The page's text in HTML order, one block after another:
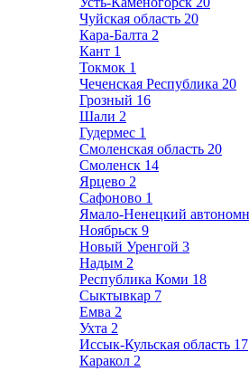
Чуйская область 20
Кара-Балта 2
Кант 1
Токмок 1
Чеченская Республика 20
Грозный 16
Шали 2
Гудермес 1
Смоленская область 20
Смоленск 14
Ярцево 2
Сафоново 1
Ямало-Ненецкий
Ноябрьск 9
Новый Уренгой 3
Надым 2
Республика Коми 18
Сыктывкар 7
Емва 2
Ухта 2
Иссык-Кульская область 17
Каракол 2